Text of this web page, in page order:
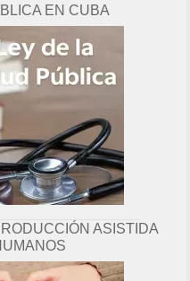
EN CUBA
ASISTIDA